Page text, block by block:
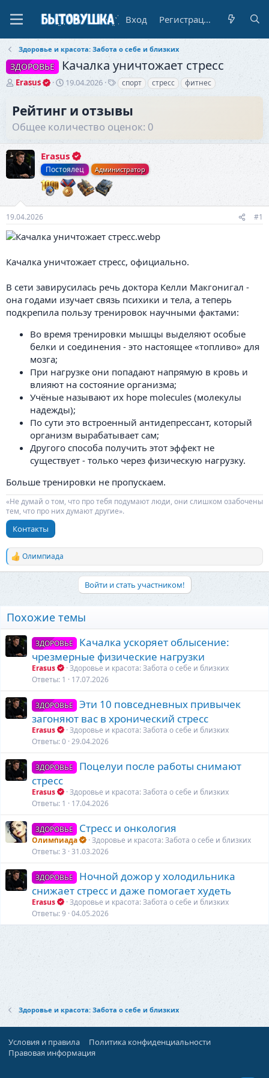
Вход Регистрация
Здоровье и красота: Забота о себе и близких
ЗДОРОВЬЕ Качалка уничтожает стресс
А
о
р
е
м
ы
Erasus
Д
н
ч
а
л
а
19.04.2026
Т
и
спорт стресс фитнес
Рейтинг и отзывы
Общее количество оценок: 0
Erasus
Постоялец Администратор
19.04.2026 #1
Качалка уничтожает стресс, официально.
В сети завирусилась речь доктора Келли Макгонигал -
она годами изучает связь психики и тела, а теперь
подкрепила пользу тренировок научными фактами:
Во время тренировки мышцы выделяют особые
белки и соединения - это настоящее «топливо» для
мозга;
При нагрузке они попадают напрямую в кровь и
влияют на состояние организма;
Учёные называют их hope molecules (молекулы
надежды);
По сути это встроенный антидепрессант, который
организм вырабатывает сам;
Другого способа получить этот эффект не
существует - только через физическую нагрузку.
Больше тренировки не пропускаем.
«Не думай о том, что про тебя подумают люди, они слишком озабочены
тем, что про них думают другие».
Контакты
Р
е
и
и
:
Олимпиада
Войти и стать участником!
Похожие темы
ЗДОРОВЬЕ
Качалка ускоряет облысение:
чрезмерные физические нагрузки
Erasus
Здоровье и красота: Забота о себе и близких
Ответы 1 17.07.2026
ЗДОРОВЬЕ
Эти 10 повседневных привычек
загоняют вас в хронический стресс
Erasus
Здоровье и красота: Забота о себе и близких
Ответы 0 29.04.2026
ЗДОРОВЬЕ
Поцелуи после работы снимают
стресс
Erasus
Здоровье и красота: Забота о себе и близких
Ответы 1 17.04.2026
ЗДОРОВЬЕ Стресс и онкология
Олимпиада
Здоровье и красота: Забота о себе и близких
Ответы 3 31.03.2026
ЗДОРОВЬЕ
Ночной дожор у холодильника
снижает стресс и даже помогает худеть
Erasus
Здоровье и красота: Забота о себе и близких
Ответы 9 04.05.2026
Здоровье и красота: Забота о себе и близких
Условия и правила
Политика конфиденциальности
Правовая информация